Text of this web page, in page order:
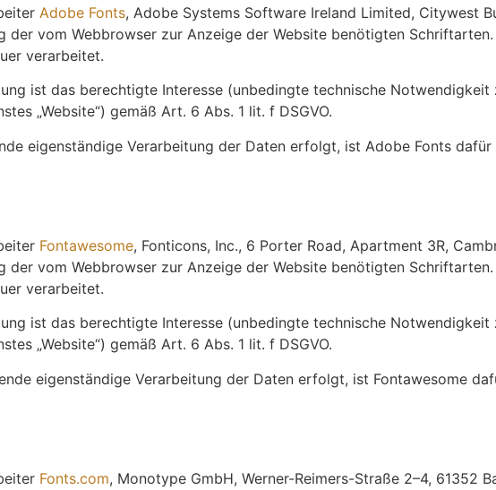
Adobe Fonts, Adobe Systems Software Ireland Limited, Citywest
der vom Webbrowser zur Anzeige der Website benötigten
verarbeitet.
ist das berechtigte Interesse (unbedingte technische
„Website“) gemäß Art. 6 Abs. 1 lit. f DSGVO.
eigenständige Verarbeitung der Daten erfolgt, ist Adobe Fonts
Fontawesome, Fonticons, Inc., 6 Porter Road, Apartment 3R,
der vom Webbrowser zur Anzeige der Website benötigten
verarbeitet.
ist das berechtigte Interesse (unbedingte technische
„Website“) gemäß Art. 6 Abs. 1 lit. f DSGVO.
eigenständige Verarbeitung der Daten erfolgt, ist Fontawesome
Fonts.com, Monotype GmbH, Werner-Reimers-Straße 2–4, 61352